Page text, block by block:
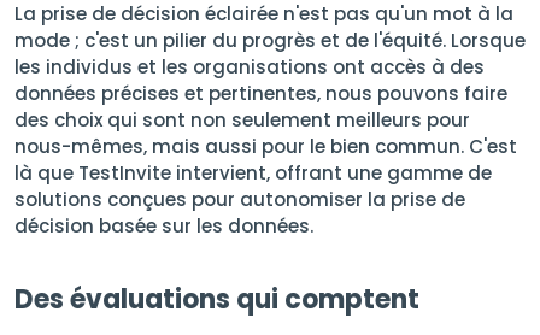
La prise de décision éclairée n'est pas qu'un mot à la
mode ; c'est un pilier du progrès et de l'équité. Lorsque
les individus et les organisations ont accès à des
données précises et pertinentes, nous pouvons faire
des choix qui sont non seulement meilleurs pour
nous-mêmes, mais aussi pour le bien commun. C'est
là que TestInvite intervient, offrant une gamme de
solutions conçues pour autonomiser la prise de
décision basée sur les données.
Des évaluations qui comptent